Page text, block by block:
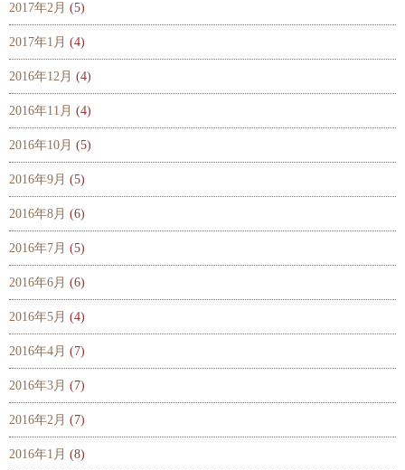
2017年2月 (5)
2017年1月 (4)
2016年12月 (4)
2016年11月 (4)
2016年10月 (5)
2016年9月 (5)
2016年8月 (6)
2016年7月 (5)
2016年6月 (6)
2016年5月 (4)
2016年4月 (7)
2016年3月 (7)
2016年2月 (7)
2016年1月 (8)